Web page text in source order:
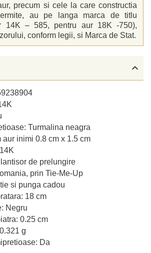
precum si cele la care constructia
au pe langa marca de titlu
14K – 585, pentru aur 18K -750),
conform legii, si Marca de Stat.

Turmalina neagra
aur inimi 0.8 cm x 1.5 cm
de prelungire
prin Tie-Me-Up
si punga cadou
18 cm
Negru
0.25 cm
g
Da